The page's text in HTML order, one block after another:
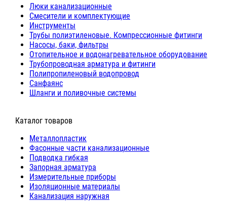
Люки канализационные
Cмесители и комплектующие
Инструменты
Трубы полиэтиленовые. Компрессионные фитинги
Насосы, баки, фильтры
Отопительное и водонагревательное оборудование
Трубопроводная арматура и фитинги
Полипропиленовый водопровод
Санфаянс
Шланги и поливочные системы
⠀Каталог товаров
Металлопластик
Фасонные части канализационные
Подводка гибкая
Запорная арматура
Измерительные приборы
Изоляционные материалы
Канализация наружная